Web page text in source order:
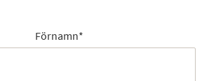
Förnamn*